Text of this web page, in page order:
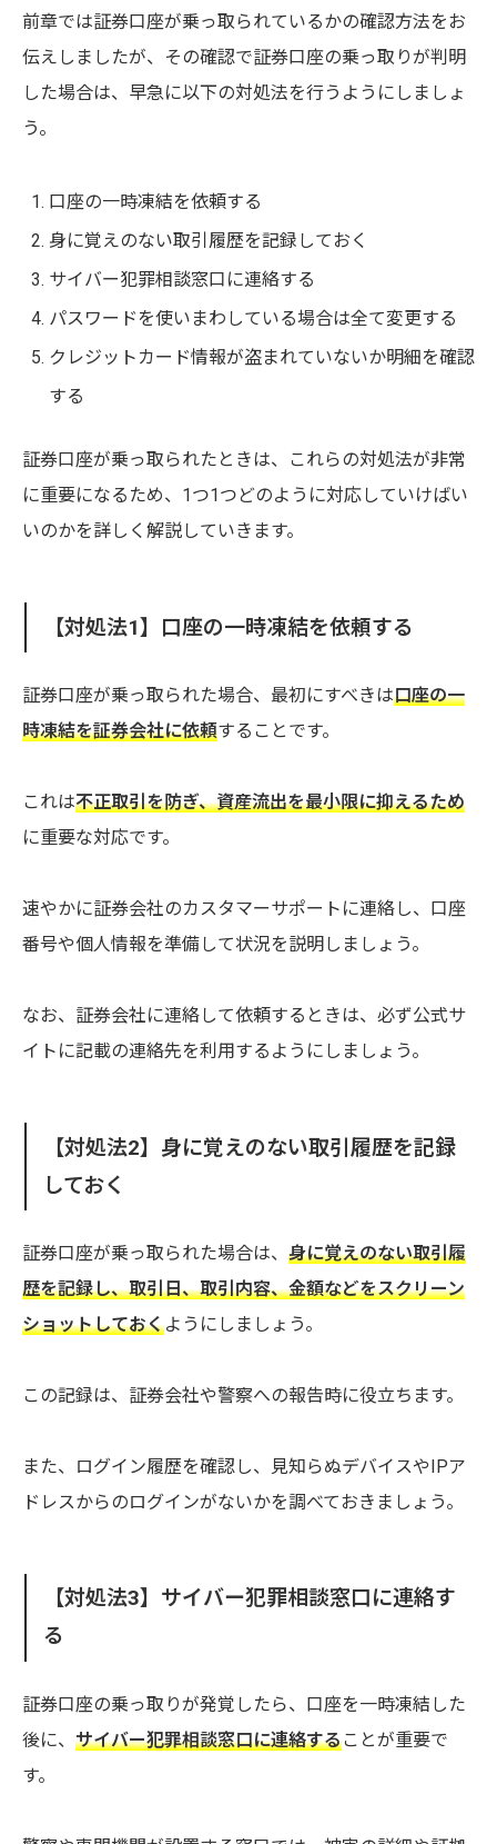
前章では証券口座が乗っ取られているかの確認方法をお
伝えしましたが、その確認で証券口座の乗っ取りが判明
した場合は、早急に以下の対処法を行うようにしましょ
う。
口座の一時凍結を依頼する
身に覚えのない取引履歴を記録しておく
サイバー犯罪相談窓口に連絡する
パスワードを使いまわしている場合は全て変更する
クレジットカード情報が盗まれていないか明細を確認
する
証券口座が乗っ取られたときは、これらの対処法が非常
に重要になるため、1つ1つどのように対応していけばい
いのかを詳しく解説していきます。
【対処法1】口座の一時凍結を依頼する
証券口座が乗っ取られた場合、最初にすべきは口座の一
時凍結を証券会社に依頼することです。
これは不正取引を防ぎ、資産流出を最小限に抑えるため
に重要な対応です。
速やかに証券会社のカスタマーサポートに連絡し、口座
番号や個人情報を準備して状況を説明しましょう。
なお、証券会社に連絡して依頼するときは、必ず公式サ
イトに記載の連絡先を利用するようにしましょう。
【対処法2】身に覚えのない取引履歴を記録
しておく
証券口座が乗っ取られた場合は、 身に覚えのない取引履
歴を記録し、取引日、取引内容、金額などをスクリーン
ショットしておくようにしましょう。
この記録は、証券会社や警察への報告時に役立ちます。
また、ログイン履歴を確認し、見知らぬデバイスやIPア
ドレスからのログインがないかを調べておきましょう。
【対処法3】サイバー犯罪相談窓口に連絡す
る
証券口座の乗っ取りが発覚したら、口座を一時凍結した
後に、 サイバー犯罪相談窓口に連絡することが重要で
す。